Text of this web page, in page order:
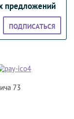
предложений
ПОДПИСАТЬСЯ
73